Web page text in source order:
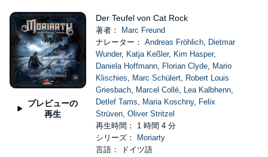
プレビューの
再生
Der Teufel von Cat Rock
著者：
Marc Freund
ナレーター： Andreas Fröhlich, Dietmar
Wunder, Katja Keßler, Kim Hasper,
Daniela Hoffmann, Florian Clyde, Mario
Klischies, Marc Schülert, Robert Louis
Griesbach, Marcel Collé, Lea Kalbhenn,
Detlef Tams, Maria Koschny, Felix
Strüven, Oliver Stritzel
再生時間： 1 時間 4 分
シリーズ：
Moriarty
言語： ドイツ語